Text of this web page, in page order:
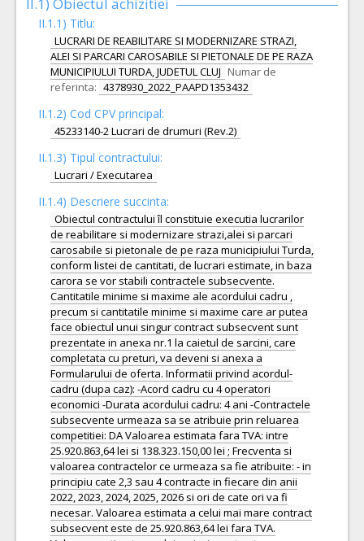
II.1.1) Titlu:
LUCRARI DE REABILITARE SI MODERNIZARE STRAZI,
ALEI SI PARCARI CAROSABILE SI PIETONALE DE PE RAZA
MUNICIPIULUI TURDA, JUDETUL CLUJ Numar de
referinta: 4378930_2022_PAAPD1353432
II.1.2) Cod CPV principal:
45233140-2 Lucrari de drumuri (Rev.2)
II.1.3) Tipul contractului:
Lucrari / Executarea
II.1.4) Descriere succinta:
Obiectul contractului îl constituie executia lucrarilor
de reabilitare si modernizare strazi,alei si parcari
carosabile si pietonale de pe raza municipiului Turda,
conform listei de cantitati, de lucrari estimate, in baza
carora se vor stabili contractele subsecvente.
Cantitatile minime si maxime ale acordului cadru ,
precum si cantitatile minime si maxime care ar putea
face obiectul unui singur contract subsecvent sunt
prezentate in anexa nr.1 la caietul de sarcini, care
completata cu preturi, va deveni si anexa a
Formularului de oferta. Informatii privind acordul-
cadru (dupa caz): -Acord cadru cu 4 operatori
economici -Durata acordului cadru: 4 ani -Contractele
subsecvente urmeaza sa se atribuie prin reluarea
competitiei: DA Valoarea estimata fara TVA: intre
25.920.863,64 lei si 138.323.150,00 lei ; Frecventa si
valoarea contractelor ce urmeaza sa fie atribuite: - in
principiu cate 2,3 sau 4 contracte in fiecare din anii
2022, 2023, 2024, 2025, 2026 si ori de cate ori va fi
necesar. Valoarea estimata a celui mai mare contract
subsecvent este de 25.920.863,64 lei fara TVA.